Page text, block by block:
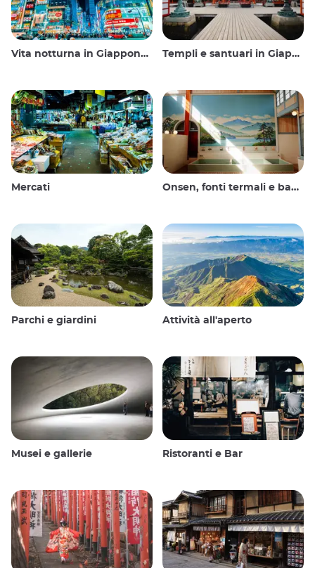
Vita notturna in Giappone: uscire, vedere e bere Templi e santuari in Giappone
Mercati Onsen, fonti termali e bagni pubblici
Parchi e giardini Attività all'aperto
Musei e gallerie Ristoranti e Bar